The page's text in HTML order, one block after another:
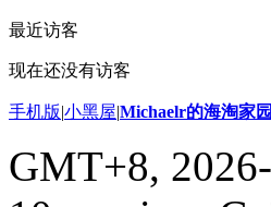
最近访客
现在还没有访客
手机版|小黑屋|Michaelr的海淘家园
GMT+8,